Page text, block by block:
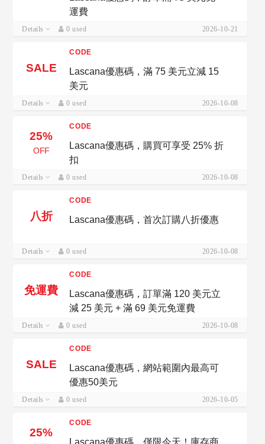
運費
Details 0 used 2026-10-21
SALE
CODE
Lascana優惠碼，滿 75 美元立減 15
美元
Details 0 used 2026-10-08
25%
OFF
CODE
Lascana優惠碼，購買可享受 25% 折
扣
Details 0 used 2026-10-08
八折
CODE
Lascana優惠碼，首次訂購八折優惠
Details 0 used 2026-10-08
免運費
CODE
Lascana優惠碼，訂單滿 120 美元立
減 25 美元 + 滿 69 美元免運費
Details 0 used 2026-10-08
SALE
CODE
Lascana優惠碼，網站範圍內最高可
優惠50美元
Details 0 used 2026-10-05
25%
CODE
Lascana優惠碼，僅限今天！庫存商